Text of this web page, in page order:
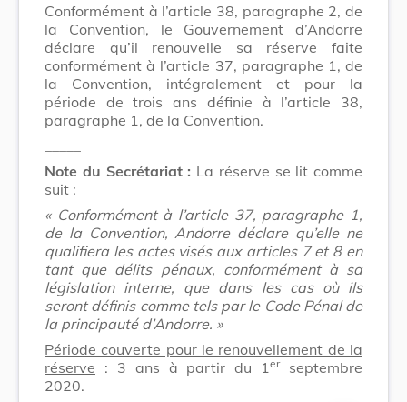
Conformément à l’article 38, paragraphe 2, de
la Convention, le Gouvernement d’Andorre
déclare qu’il renouvelle sa réserve faite
conformément à l’article 37, paragraphe 1, de
la Convention, intégralement et pour la
période de trois ans définie à l’article 38,
paragraphe 1, de la Convention.
Note du Secrétariat : La réserve se lit comme
suit :
« Conformément à l’article 37, paragraphe 1,
de la Convention, Andorre déclare qu’elle ne
qualifiera les actes visés aux articles 7 et 8 en
tant que délits pénaux, conformément à sa
législation interne, que dans les cas où ils
seront définis comme tels par le Code Pénal de
la principauté d’Andorre. »
Période couverte pour le renouvellement de la
réserve : 3 ans à partir du 1erseptembre
2020.